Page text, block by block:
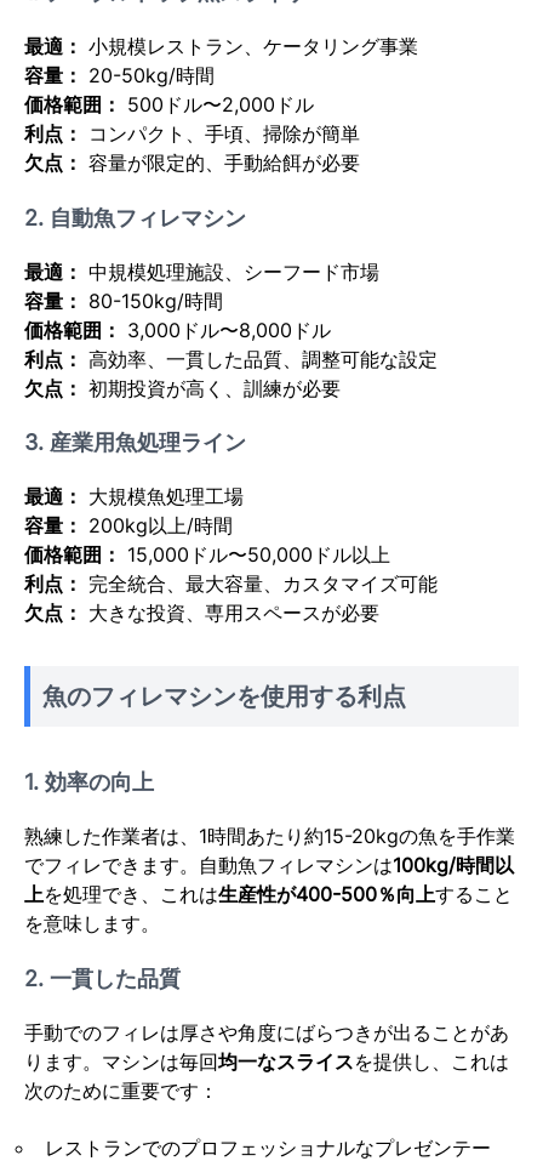
最適： 小規模レストラン、ケータリング事業
容量： 20-50kg/時間
価格範囲： 500ドル〜2,000ドル
利点：
コンパクト、手頃、掃除が簡単
欠点： 容量が限定的、手動給餌が必要
2. 自動魚フィレマシン
最適： 中規模処理施設、シーフード市場
容量： 80-150kg/時間
価格範囲： 3,000ドル〜8,000ドル
利点： 高効率、一貫した品質、調整可能な設定
欠点： 初期投資が高く、訓練が必要
3. 産業用魚処理ライン
最適： 大規模魚処理工場
容量： 200kg以上/時間
価格範囲： 15,000ドル〜50,000ドル以上
利点： 完全統合、最大容量、カスタマイズ可能
欠点： 大きな投資、専用スペースが必要
魚のフィレマシンを使用する利点
1. 効率の向上
熟練した作業者は、1時間あたり約15-20kgの魚を手作業
でフィレできます。自動魚フィレマシンは100kg/時間以
上を処理でき、これは生産性が400-500％向上すること
を意味します。
2. 一貫した品質
手動でのフィレは厚さや角度にばらつきが出ることがあ
ります。マシンは毎回均一なスライスを提供し、これは
次のために重要です：
レストランでのプロフェッショナルなプレゼンテー